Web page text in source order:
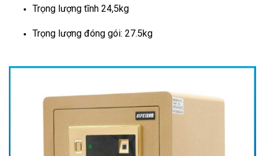
Trọng lượng tĩnh 24,5kg
Trọng lượng đóng gói: 27.5kg